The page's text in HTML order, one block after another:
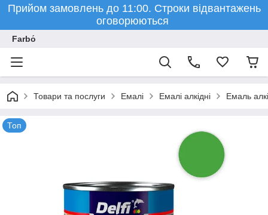
Прийом замовлень до 11:00. Строки відвантажень
оговорюються
Farbо́
Товари та послуги Емалі Емалі алкідні Емаль
Топ